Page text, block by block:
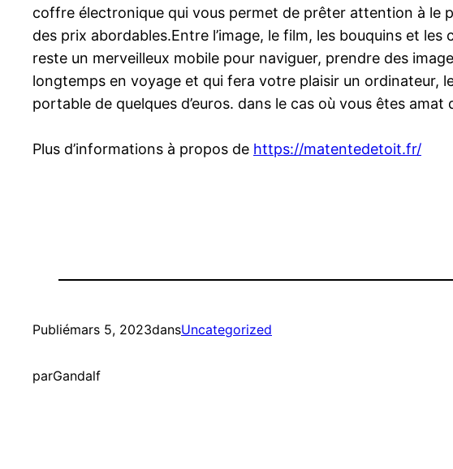
coffre électronique qui vous permet de prêter attention à le
des prix abordables.Entre l’image, le film, les bouquins et
reste un merveilleux mobile pour naviguer, prendre des
longtemps en voyage et qui fera votre plaisir un ordinateur,
portable de quelques d’euros. dans le cas où vous êtes
Plus d’informations à propos de https://matentedetoit.fr/
Publiémars 5, 2023dansUncategorized
parGandalf